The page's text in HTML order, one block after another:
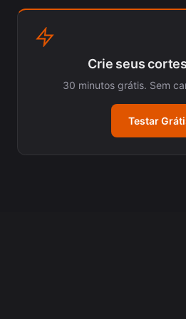
Crie seus
30 minutos grátis. Sem
Testar